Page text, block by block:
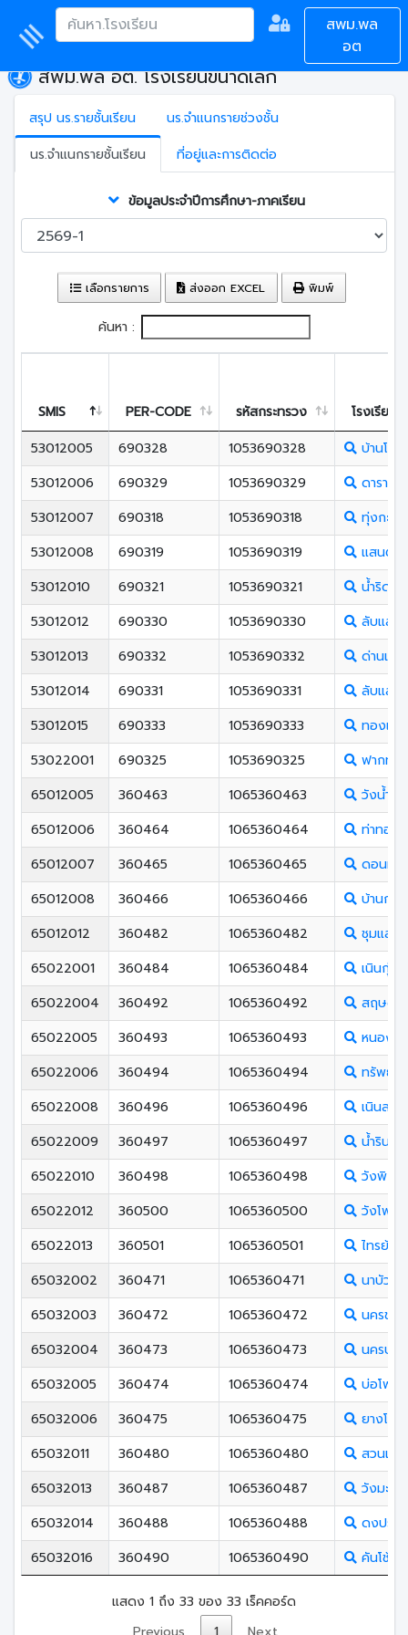
สพม.พล
อต
สพม.พล อต. โรงเรียนขนาดเล็ก
สรุป นร.รายชั้นเรียน
นร.จำแนกรายช่วงชั้น
นร.จำแนกรายชั้นเรียน
ที่อยู่และการติดต่อ
ข้อมูลประจำปีการศึกษา-ภาคเรียน
เลือกรายการ ส่งออก EXCEL พิมพ์
ค้นหา :
SMIS PER-CODE รหัสกระทรวง
โรงเรียน
53012005
690328 1053690328
บ้านโค
53012006
690329 1053690329
ดาราพิ
53012007
690318 1053690318
ทุ่งกะโล่
53012008
690319 1053690319
แสนตอ
53012010
690321 1053690321
น้ำริดวิ
53012012
690330 1053690330
ลับแลศ
53012013
690332 1053690332
ด่านแม่
53012014
690331 1053690331
ลับแลพิ
53012015
690333 1053690333
ทองแส
53022001
690325 1053690325
ฟากท่า
65012005
360463 1065360463
วังน้ำคู้
65012006
360464 1065360464
ท่าทอง
65012007
360465 1065360465
ดอนทอ
65012008
360466 1065360466
บ้านกร่
65012012
360482 1065360482
ชุมแสง
65022001
360484 1065360484
เนินกุ่ม
65022004
360492 1065360492
สฤษดิ์เ
65022005
360493 1065360493
หนองพ
65022006
360494 1065360494
ทรัพย์ไ
65022008
360496 1065360496
เนินสะ
65022009
360497 1065360497
น้ำรินพิ
65022010
360498 1065360498
วังพิกุล
65022012
360500 1065360500
วังโพร
65022013
360501 1065360501
ไทรย้อ
65032002
360471 1065360471
นาบัววิ
65032003
360472 1065360472
นครชุม
65032004
360473 1065360473
นครบา
65032005
360474 1065360474
บ่อโพธิ์
65032006
360475 1065360475
ยางโก
65032011
360480 1065360480
สวนเมี่
65032013
360487 1065360487
วังมะด่
65032014
360488 1065360488
ดงประ
65032016
360490 1065360490 คันโช้ง
แสดง 1 ถึง 33 ของ 33 เร็คคอร์ด